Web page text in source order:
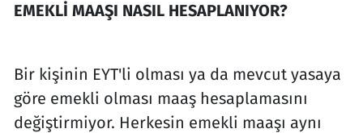
EMEKLİ MAAŞI NASIL HESAPLANIYOR?
Bir kişinin EYT'li olması ya da mevcut yasaya
göre emekli olması maaş hesaplamasını
değiştirmiyor. Herkesin emekli maaşı aynı